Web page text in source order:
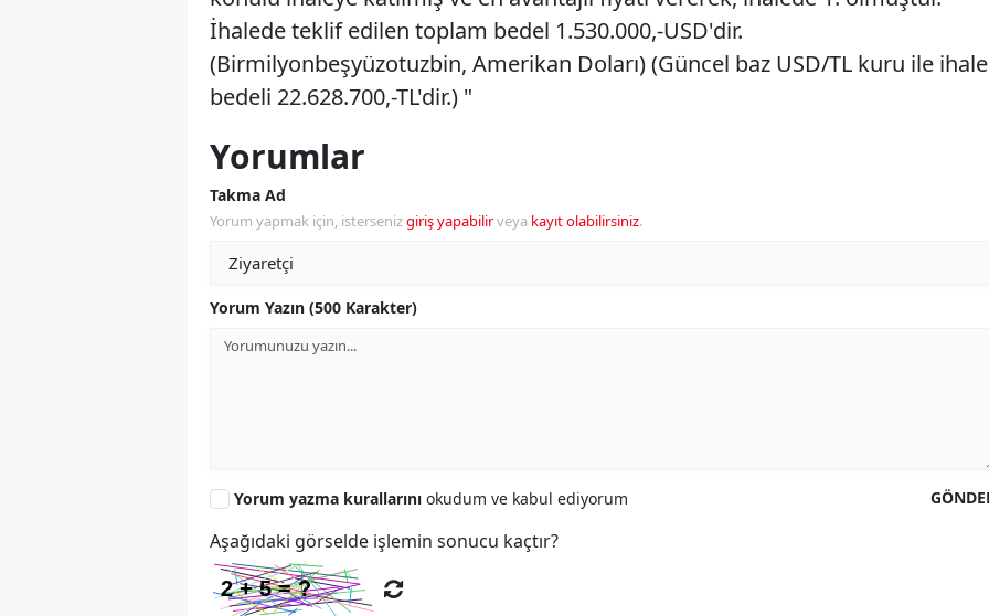
İhalede teklif edilen toplam bedel 1.530.000,-USD'dir.
(Birmilyonbeşyüzotuzbin, Amerikan Doları) (Güncel baz USD/TL kuru ile ihale
bedeli 22.628.700,-TL'dir.) "
Yorumlar
Takma Ad
Yorum yapmak için, istersenizgiriş yapabilirveya kayıt olabilirsiniz.
Yorum Yazın (500 Karakter)
Yorum yazma kurallarını okudum ve kabul ediyorum
Aşağıdaki görselde işlemin sonucu kaçtır?